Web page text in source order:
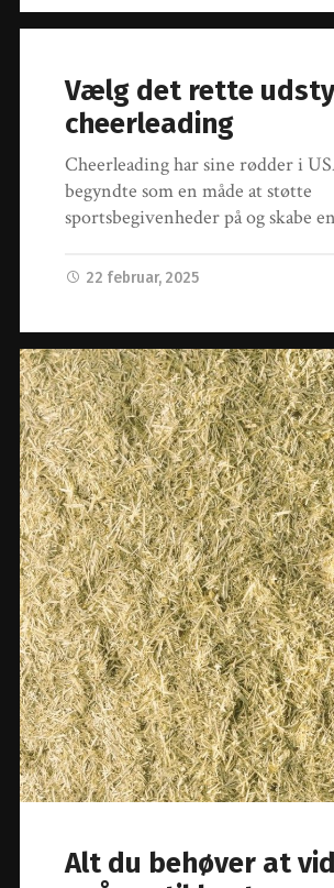
Vælg det rette
cheerleading
Cheerleading har sine rødder i
begyndte som en måde at støtte
sportsbegivenheder på og skabe
22 februar, 2025
Alt du behøver at